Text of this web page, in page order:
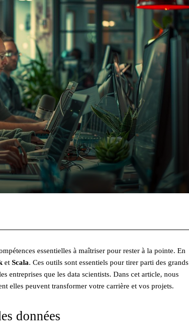
essentielles à maîtriser pour rester à la pointe. En
et Scala. Ces outils sont essentiels pour tirer parti des grands
entreprises que les data scientists. Dans cet article, nous
elles peuvent transformer votre carrière et vos projets.
données